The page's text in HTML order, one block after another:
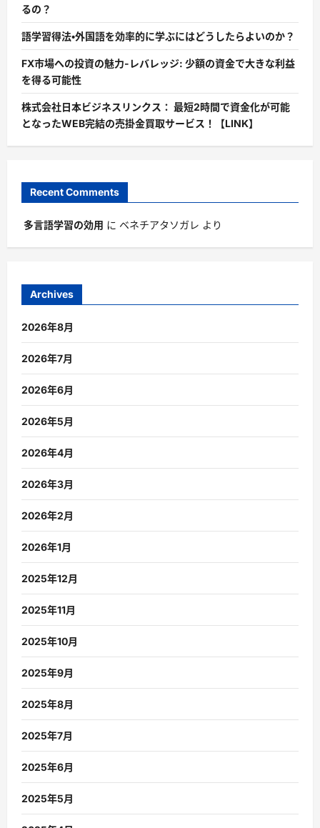
るの？
語学習得法・外国語を効率的に学ぶにはどうしたらよいのか？
FX市場への投資の魅力-レバレッジ: 少額の資金で大きな利益
を得る可能性
株式会社日本ビジネスリンクス： 最短2時間で資金化が可能
となったWEB完結の売掛金買取サービス！【LINK】
Recent Comments
多言語学習の効用 に ベネチアタソガレ より
Archives
2026年8月
2026年7月
2026年6月
2026年5月
2026年4月
2026年3月
2026年2月
2026年1月
2025年12月
2025年11月
2025年10月
2025年9月
2025年8月
2025年7月
2025年6月
2025年5月